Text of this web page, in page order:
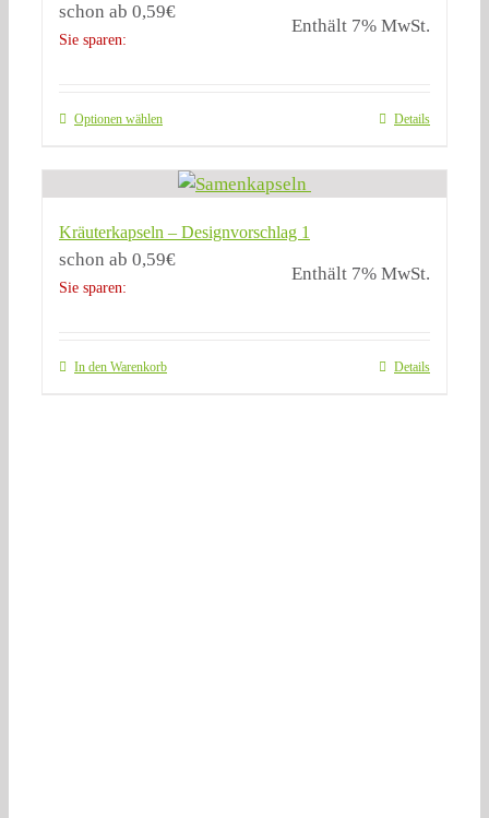
schon ab 0,59€
Sie sparen:
Enthält 7% MwSt.
Optionen wählen Details
Kräuterkapseln – Designvorschlag 1
schon ab 0,59€
Sie sparen:
Enthält 7% MwSt.
In den Warenkorb Details